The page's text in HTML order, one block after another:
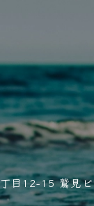
目12-15 鷲見